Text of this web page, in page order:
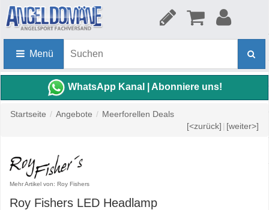
Menü
WhatsApp Kanal | Abonniere uns!
Startseite / Angebote / Meerforellen Deals
[<zurück] | [weiter>]
Mehr Artikel von: Roy Fishers
Roy Fishers LED Headlamp